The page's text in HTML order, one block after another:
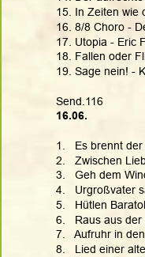
15. In Zeiten wie
16. 8/8 Choro -
17. Utopia - Eric
18. Fallen oder
19. Sage nein! -
Send.116
16.06.
1.   Es brennt
2.   Zwischen
3.   Geh dem
4.   Urgroßvater
5.   Hütlen
6.   Raus aus der
7.   Aufruhr in
8.   Lied einer